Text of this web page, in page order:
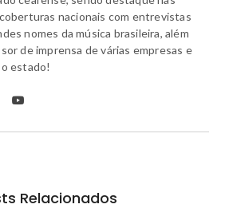
nacionais com entrevistas
nomes da música brasileira, além
de imprensa de várias empresas e
estado!
Relacionados